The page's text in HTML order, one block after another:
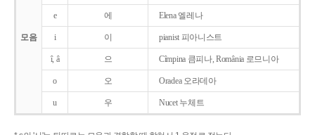
모음
e 에 Elena 엘레나
i 이 pianist 피아니스트
î, â 으 Cîmpina 큼피나, România 로므니아
o 오 Oradea 오라데아
u 우 Nucet 누체트